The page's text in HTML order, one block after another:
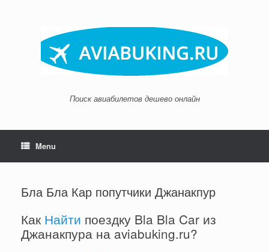
Поиск авиабилетов дешево онлайн
Menu
Бла Бла Кар попутчики Джанакпур
Как Найти поездку Bla Bla Car из
Джанакпура на aviabuking.ru?